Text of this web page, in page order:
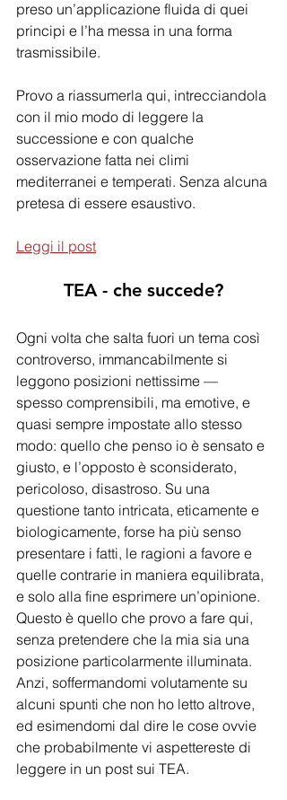
preso un’applicazione fluida di quei
principi e l’ha messa in una forma
trasmissibile.
Provo a riassumerla qui, intrecciandola
con il mio modo di leggere la
successione e con qualche
osservazione fatta nei climi
mediterranei e temperati. Senza alcuna
pretesa di essere esaustivo.
Leggi il post
TEA - che succede?
Ogni volta che salta fuori un tema così
controverso, immancabilmente si
leggono posizioni nettissime —
spesso comprensibili, ma emotive, e
quasi sempre impostate allo stesso
modo: quello che penso io è sensato e
giusto, e l’opposto è sconsiderato,
pericoloso, disastroso. Su una
questione tanto intricata, eticamente e
biologicamente, forse ha più senso
presentare i fatti, le ragioni a favore e
quelle contrarie in maniera equilibrata,
e solo alla fine esprimere un’opinione.
Questo è quello che provo a fare qui,
senza pretendere che la mia sia una
posizione particolarmente illuminata.
Anzi, soffermandomi volutamente su
alcuni spunti che non ho letto altrove,
ed esimendomi dal dire le cose ovvie
che probabilmente vi aspettereste di
leggere in un post sui TEA.